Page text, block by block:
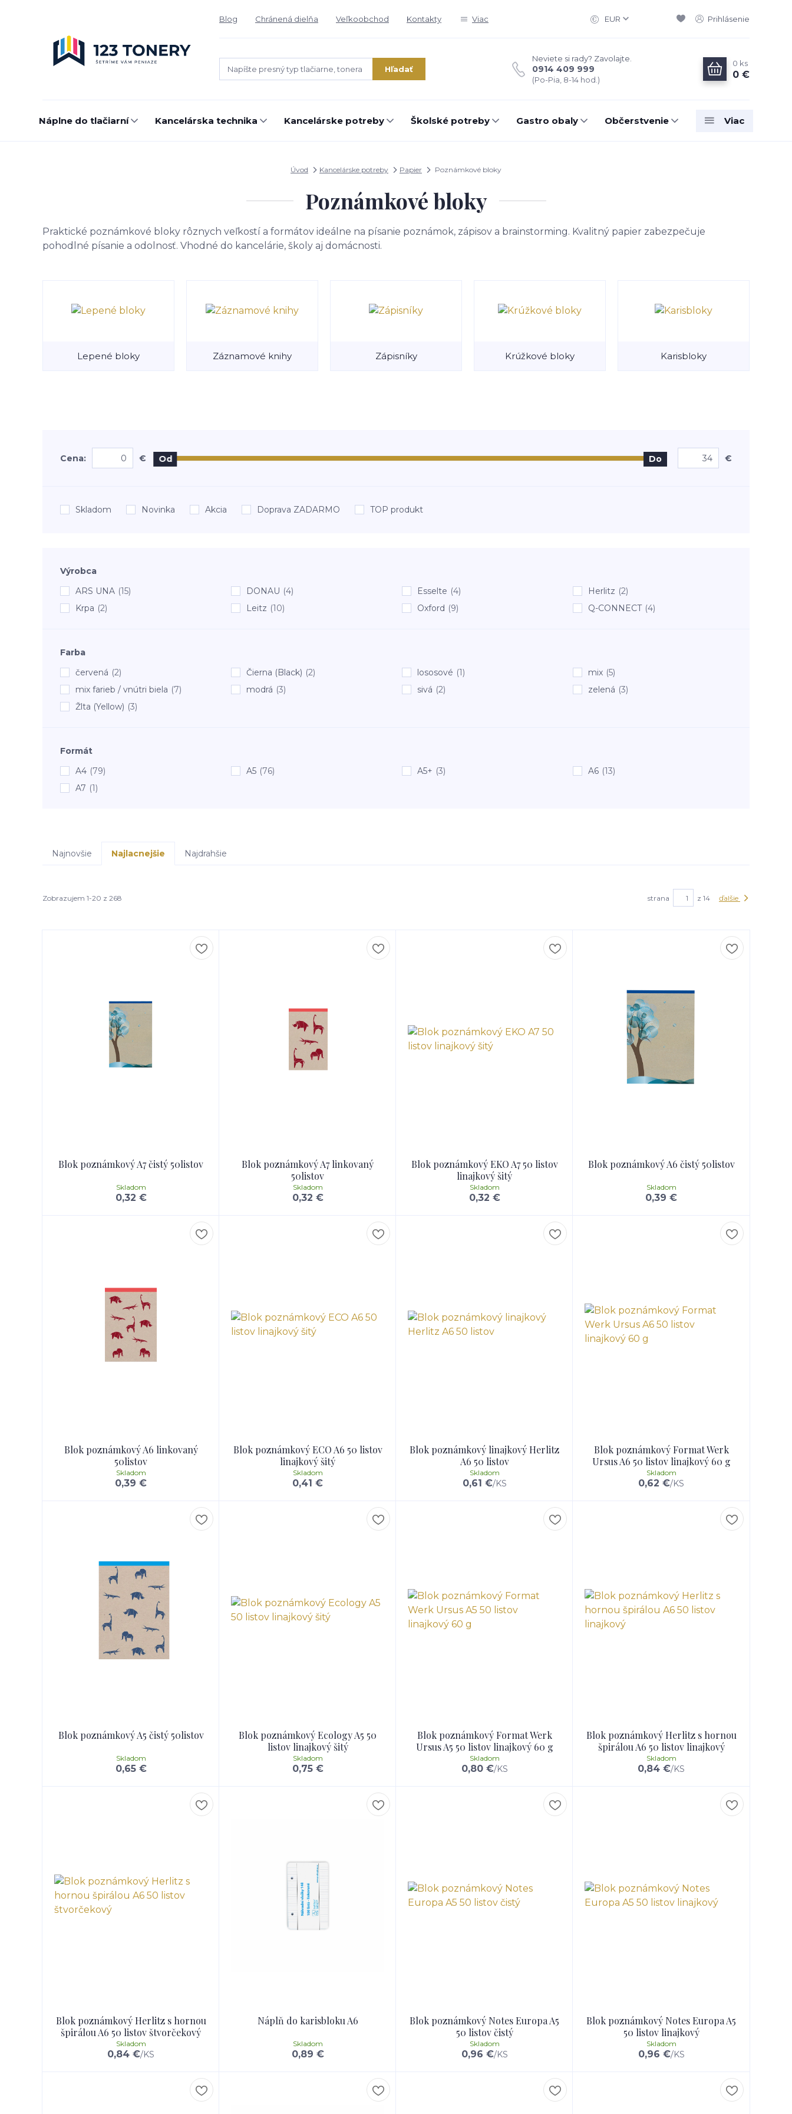
Blog Chránená dielňa Veľkoobchod Kontakty Viac EUR Prihlásenie
Hľadať
Neviete si rady? Zavolajte.
0914 409 999
(Po-Pia, 8-14 hod.)
0 ks
0 €
Náplne do tlačiarní Kancelárska technika Kancelárske potreby Školské potreby Gastro obaly Občerstvenie Viac
Úvod Kancelárske potreby Papier Poznámkové bloky
Poznámkové bloky
Praktické poznámkové bloky rôznych veľkostí a formátov ideálne na písanie poznámok, zápisov a brainstorming. Kvalitný papier zabezpečuje
pohodlné písanie a odolnosť. Vhodné do kancelárie, školy aj domácnosti.
Lepené bloky Záznamové knihy Zápisníky Krúžkové bloky Karisbloky
Cena: € Od Do €
Skladom Novinka Akcia Doprava ZADARMO TOP produkt
Výrobca
ARS UNA (15) DONAU (4) Esselte (4) Herlitz (2)
Krpa (2) Leitz (10) Oxford (9) Q-CONNECT (4)
Farba
červená (2) Čierna (Black) (2) lososové (1) mix (5)
mix farieb / vnútri biela (7) modrá (3) sivá (2) zelená (3)
Žlta (Yellow) (3)
Formát
A4 (79) A5 (76) A5+ (3) A6 (13)
A7 (1)
Najnovšie Najlacnejšie Najdrahšie
Zobrazujem 1-20 z 268 strana z 14 ďalšie
Blok poznámkový A7 čistý 50listov
0,32 €
Skladom
Blok poznámkový A7 linkovaný
50listov
0,32 €
Skladom
Blok poznámkový EKO A7 50 listov
linajkový šitý
0,32 €
Skladom
Blok poznámkový A6 čistý 50listov
0,39 €
Skladom
Blok poznámkový A6 linkovaný
50listov
0,39 €
Skladom
Blok poznámkový ECO A6 50 listov
linajkový šitý
0,41 €
Skladom
Blok poznámkový linajkový Herlitz
A6 50 listov
0,61 €/KS
Skladom
Blok poznámkový Format Werk
Ursus A6 50 listov linajkový 60 g
0,62 €/KS
Skladom
Blok poznámkový A5 čistý 50listov
0,65 €
Skladom
Blok poznámkový Ecology A5 50
listov linajkový šitý
0,75 €
Skladom
Blok poznámkový Format Werk
Ursus A5 50 listov linajkový 60 g
0,80 €/KS
Skladom
Blok poznámkový Herlitz s hornou
špirálou A6 50 listov linajkový
0,84 €/KS
Skladom
Blok poznámkový Herlitz s hornou
špirálou A6 50 listov štvorčekový
0,84 €/KS
Skladom
Náplň do karisbloku A6
0,89 €
Skladom
Blok poznámkový Notes Europa A5
50 listov čistý
0,96 €/KS
Skladom
Blok poznámkový Notes Europa A5
50 listov linajkový
0,96 €/KS
Skladom